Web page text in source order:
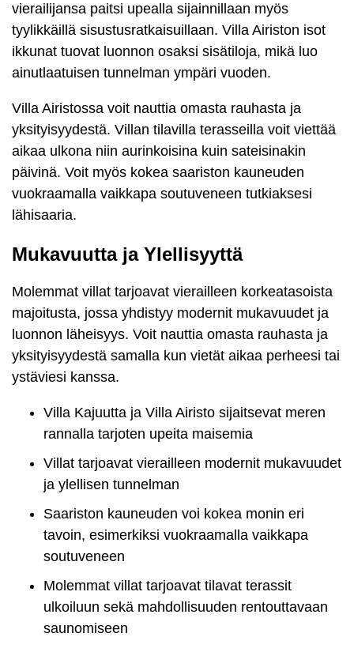
vierailijansa paitsi upealla sijainnillaan myös
tyylikkäillä sisustusratkaisuillaan. Villa Airiston isot
ikkunat tuovat luonnon osaksi sisätiloja, mikä luo
ainutlaatuisen tunnelman ympäri vuoden.
Villa Airistossa voit nauttia omasta rauhasta ja
yksityisyydestä. Villan tilavilla terasseilla voit viettää
aikaa ulkona niin aurinkoisina kuin sateisinakin
päivinä. Voit myös kokea saariston kauneuden
vuokraamalla vaikkapa soutuveneen tutkiaksesi
lähisaaria.
Mukavuutta ja Ylellisyyttä
Molemmat villat tarjoavat vierailleen korkeatasoista
majoitusta, jossa yhdistyy modernit mukavuudet ja
luonnon läheisyys. Voit nauttia omasta rauhasta ja
yksityisyydestä samalla kun vietät aikaa perheesi tai
ystäviesi kanssa.
Villa Kajuutta ja Villa Airisto sijaitsevat meren
rannalla tarjoten upeita maisemia
Villat tarjoavat vierailleen modernit mukavuudet
ja ylellisen tunnelman
Saariston kauneuden voi kokea monin eri
tavoin, esimerkiksi vuokraamalla vaikkapa
soutuveneen
Molemmat villat tarjoavat tilavat terassit
ulkoiluun sekä mahdollisuuden rentouttavaan
saunomiseen